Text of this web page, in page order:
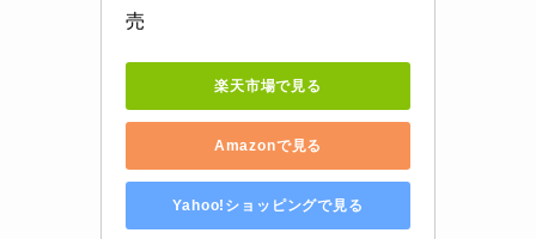
売
楽天市場で見る
Amazonで見る
Yahoo!ショッピングで見る